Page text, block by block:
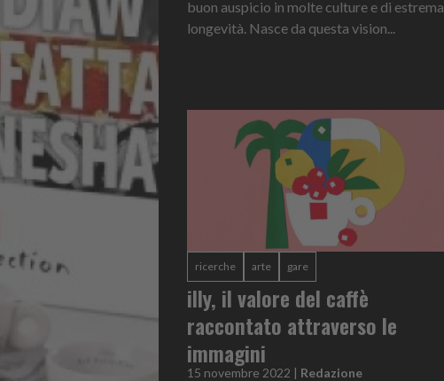
buon auspicio in molte culture e di estrema
longevità. Nasce da questa vision...
ricerche arte gare
illy, il valore del caffè
raccontato attraverso le
immagini
15 novembre 2022 | Redazione